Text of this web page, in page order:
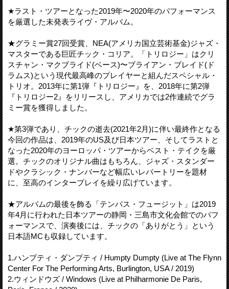
★ラスト・ツアーとなった2019年〜2020年のパフォーマンス
を厳選した未発表ライヴ・アルバム。
★グラミー賞27回受賞、NEA(アメリカ国立芸術基金)ジャズ・
マスターである巨匠チック・コリア。「トリロジー」はクリ
スチャン・マクブライド(ベース)〜ブライアン・ブレイド(ド
ラムス)という現代最高峰のプレイヤーと組んだスペシャル・
トリオ。2013年に第1弾『トリロジー』を、2018年に第2弾
『トリロジー2』をリリースし、アメリカでは2作連続でグラ
ミー賞を獲得しました。
★第3弾であり、チックの逝去(2021年2月)に伴い最終作となる
今回の作品は、2019年のUS及び日本ツアー、そしてラストと
なった2020年のヨーロッパ・ツアーからベスト・テイクを厳
選。チックのオリジナル曲はもちろん、ジャズ・スタンダー
ドやクラシック・ナンバーなど幅広いレパートリーを題材
に、至高のインタープレイを繰り広げています。
★アルバムの最後を飾る「テンパス・フュージット」は2019
年4月に行われた日本ツアーの静岡・三島市文化会館でのパフ
ォーマンスで、演奏後には、チックの「ありがとう」という
日本語MCも収録しています。
1.ハンプティ・ダンプティ / Humpty Dumpty (Live at The Flynn
Center For The Performing Arts, Burlington, USA / 2019)
2.ウィンドウズ / Windows (Live at Philharmonie De Paris,